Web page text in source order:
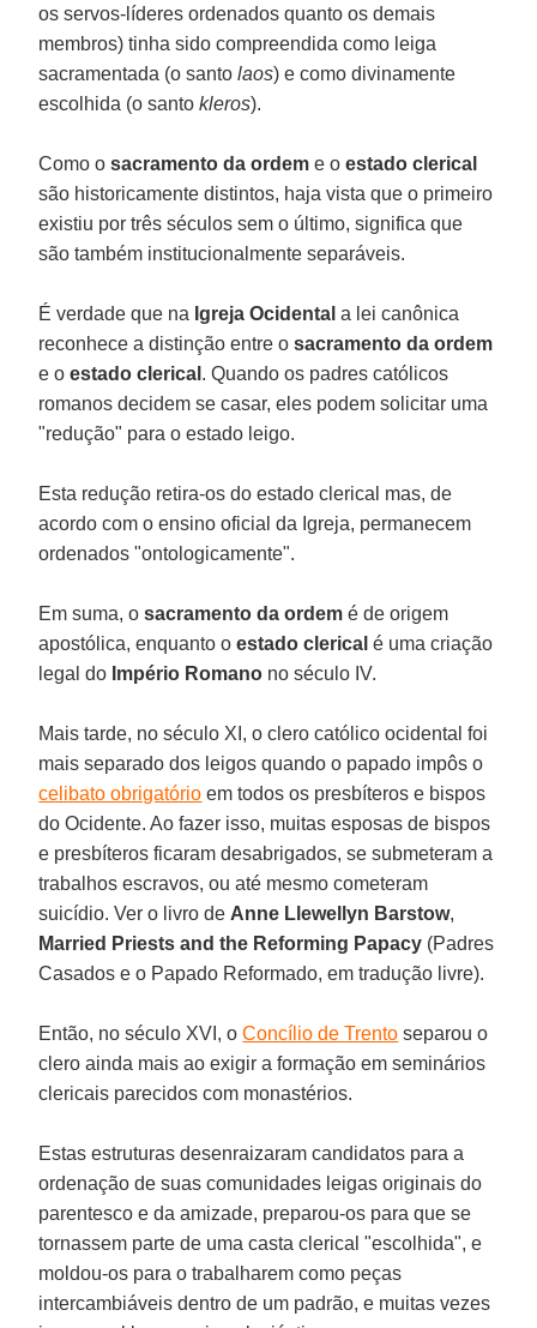
os servos-líderes ordenados quanto os demais
membros) tinha sido compreendida como leiga
sacramentada (o santolaos) e como divinamente
escolhida (o santokleros).
Como osacramento da ordem e oestado clerical
são historicamente distintos, haja vista que o primeiro
existiu por três séculos sem o último, significa que
são também institucionalmente separáveis.
É verdade que na Igreja Ocidental a lei canônica
reconhece a distinção entre osacramento da ordem
e oestado clerical . Quando os padres católicos
romanos decidem se casar, eles podem solicitar uma
"redução" para o estado leigo.
Esta redução retira-os do estado clerical mas, de
acordo com o ensino oficial da Igreja, permanecem
ordenados "ontologicamente".
Em suma, osacramento da ordem é de origem
apostólica, enquanto oestado clerical é uma criação
legal do Império Romano no século IV.
Mais tarde, no século XI, o clero católico ocidental foi
mais separado dos leigos quando o papado impôs o
celibato obrigatório em todos os presbíteros e bispos
do Ocidente. Ao fazer isso, muitas esposas de bispos
e presbíteros ficaram desabrigados, se submeteram a
trabalhos escravos, ou até mesmo cometeram
suicídio. Ver o livro de Anne Llewellyn Barstow,
Married Priests and the Reforming Papacy (Padres
Casados e o Papado Reformado, em tradução livre).
Então, no século XVI, oConcílio de Trento separou o
clero ainda mais ao exigir a formação em seminários
clericais parecidos com monastérios.
Estas estruturas desenraizaram candidatos para a
ordenação de suas comunidades leigas originais do
parentesco e da amizade, preparou-os para que se
tornassem parte de uma casta clerical "escolhida", e
moldou-os para o trabalharem como peças
intercambiáveis dentro de um padrão, e muitas vezes